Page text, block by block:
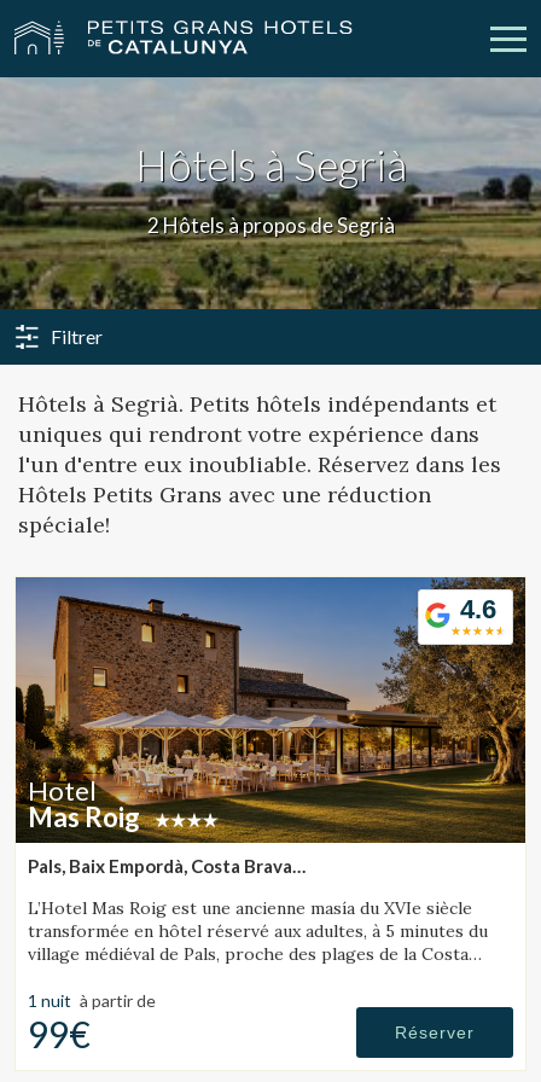
Mariages Réunions
Chèques Cadeau Découvrez Catalogne
vpn_key Se connecter person Créer un compte
CA ES EN
Hôtels à Segrià
2 Hôtels à propos de Segrià
Filtrer
Hôtels à Segrià. Petits hôtels indépendants et
uniques qui rendront votre expérience dans
l'un d'entre eux inoubliable. Réservez dans les
Hôtels Petits Grans avec une réduction
spéciale!
4.6
Hotel
Mas Roig
Pals, Baix Empordà, Costa Brava
L’Hotel Mas Roig est une ancienne masía du XVIe siècle
transformée en hôtel réservé aux adultes, à 5 minutes du
village médiéval de Pals, proche des plages de la Costa
1 nuit à partir de
99€ Réserver